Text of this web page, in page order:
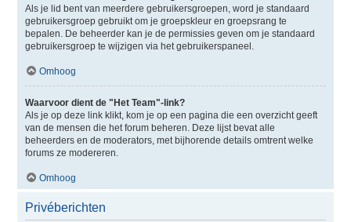
Als je lid bent van meerdere gebruikersgroepen, word je standaard
gebruikersgroep gebruikt om je groepskleur en groepsrang te
bepalen. De beheerder kan je de permissies geven om je standaard
gebruikersgroep te wijzigen via het gebruikerspaneel.
Omhoog
Waarvoor dient de "Het Team"-link?
Als je op deze link klikt, kom je op een pagina die een overzicht geeft
van de mensen die het forum beheren. Deze lijst bevat alle
beheerders en de moderators, met bijhorende details omtrent welke
forums ze modereren.
Omhoog
Privéberichten